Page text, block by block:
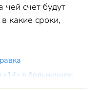
чей счет будут
какие сроки,
«14» в больничном